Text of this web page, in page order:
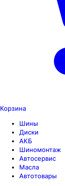
Корзина
Шины
Диски
АКБ
Шиномонтаж
Автосервис
Масла
Автотовары